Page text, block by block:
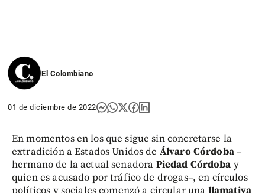
El Colombiano
01 de diciembre de 2022
En momentos en los que sigue sin concretarse la
extradición a Estados Unidos de Álvaro Córdoba–
hermano de la actual senadora Piedad Córdoba y
quien es acusado por tráfico de drogas–, en círculos
políticos y sociales comenzó a circular una llamativa